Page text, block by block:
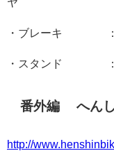
ヤ
・ブレーキ ： キ
・スタンド ：セ
番外編 へんし
http://